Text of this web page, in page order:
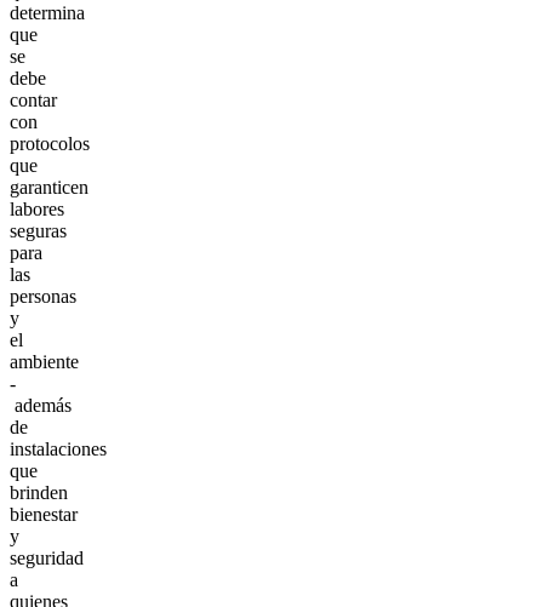
determina
que
se
debe
contar
con
protocolos
que
garanticen
labores
seguras
para
las
personas
y
el
ambiente
-
además
de
instalaciones
que
brinden
bienestar
y
seguridad
a
quienes